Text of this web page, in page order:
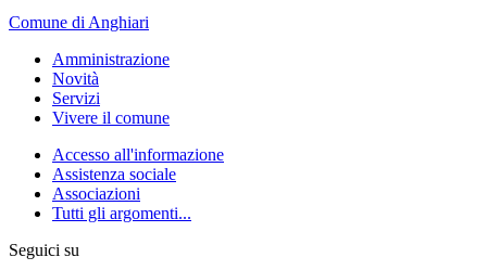
Comune di Anghiari
Amministrazione
Novità
Servizi
Vivere il comune
Accesso all'informazione
Assistenza sociale
Associazioni
Tutti gli argomenti...
Seguici su